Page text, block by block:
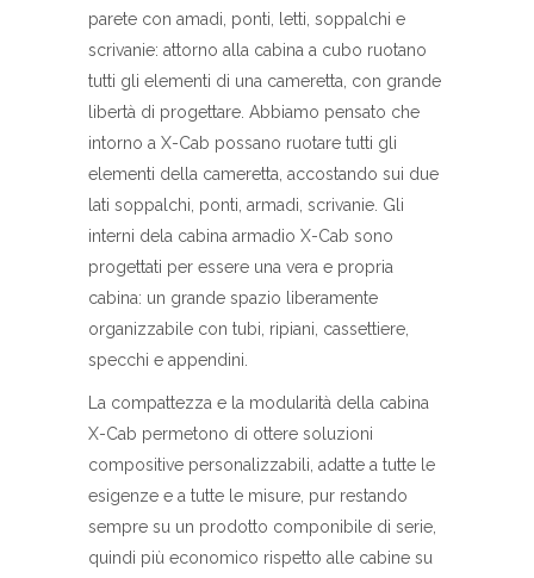
parete con amadi, ponti, letti, soppalchi e
scrivanie: attorno alla cabina a cubo ruotano
tutti gli elementi di una cameretta, con grande
libertà di progettare. Abbiamo pensato che
intorno a X-Cab possano ruotare tutti gli
elementi della cameretta, accostando sui due
lati soppalchi, ponti, armadi, scrivanie. Gli
interni dela cabina armadio X-Cab sono
progettati per essere una vera e propria
cabina: un grande spazio liberamente
organizzabile con tubi, ripiani, cassettiere,
specchi e appendini.
La compattezza e la modularità della cabina
X-Cab permetono di ottere soluzioni
compositive personalizzabili, adatte a tutte le
esigenze e a tutte le misure, pur restando
sempre su un prodotto componibile di serie,
quindi più economico rispetto alle cabine su